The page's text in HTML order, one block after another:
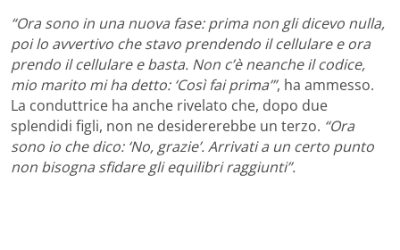
“Ora sono in una nuova fase: prima non gli dicevo nulla,
poi lo avvertivo che stavo prendendo il cellulare e ora
prendo il cellulare e basta. Non c’è neanche il codice,
mio marito mi ha detto: ‘Così fai prima’”, ha ammesso.
La conduttrice ha anche rivelato che, dopo due
splendidi figli, non ne desidererebbe un terzo. “Ora
sono io che dico: ‘No, grazie’. Arrivati a un certo punto
non bisogna sfidare gli equilibri raggiunti”.